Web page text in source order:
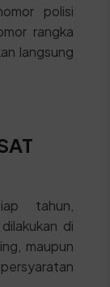
polisi
rangka
langsung
tahun,
di
maupun